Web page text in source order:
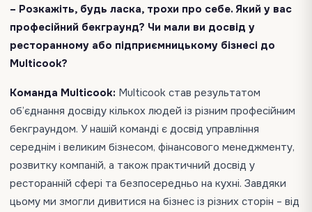
– Розкажіть, будь ласка, трохи про себе. Який у вас
професійний бекграунд? Чи мали ви досвід у
ресторанному або підприємницькому бізнесі до
Multicook?
Команда Multicook: Multicook став результатом
об’єднання досвіду кількох людей із різним професійним
бекграундом. У нашій команді є досвід управління
середнім і великим бізнесом, фінансового менеджменту,
розвитку компаній, а також практичний досвід у
ресторанній сфері та безпосередньо на кухні. Завдяки
цьому ми змогли дивитися на бізнес із різних сторін – від